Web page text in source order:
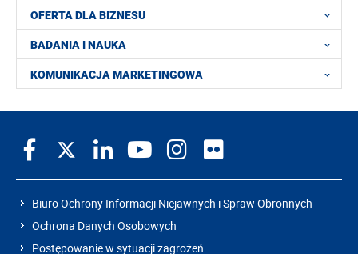
OFERTA DLA BIZNESU
BADANIA I NAUKA
KOMUNIKACJA MARKETINGOWA
Biuro Ochrony Informacji Niejawnych i Spraw Obronnych
Ochrona Danych Osobowych
Postępowanie w sytuacji zagrożeń